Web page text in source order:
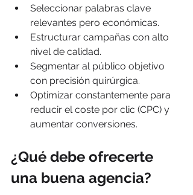
Seleccionar palabras clave
relevantes pero económicas.
Estructurar campañas con alto
nivel de calidad.
Segmentar al público objetivo
con precisión quirúrgica.
Optimizar constantemente para
reducir el coste por clic (CPC) y
aumentar conversiones.
¿Qué debe ofrecerte
una buena agencia?